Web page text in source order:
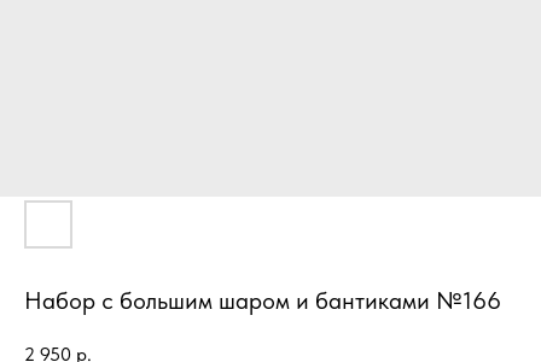
Набор с большим шаром и бантиками №166
2 950 р.